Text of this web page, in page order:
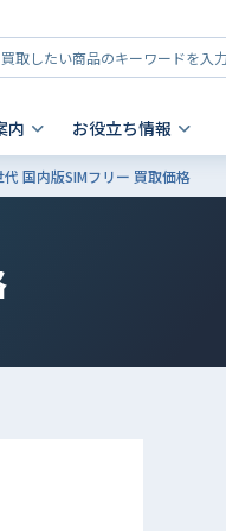
内 お役立ち情報
国内版SIMフリー 買取価格